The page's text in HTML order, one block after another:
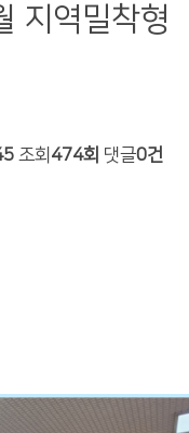
지역밀착형
조회 474회 댓글0건